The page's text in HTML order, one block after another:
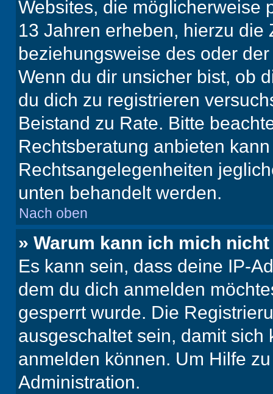
Websites, die möglicherweise
13 Jahren erheben, hierzu die
beziehungsweise des oder
Wenn du dir unsicher bist, ob
du dich zu registrieren
Beistand zu Rate. Bitte
Rechtsberatung anbieten
Rechtsangelegenheiten
unten behandelt werden.
Nach oben
» Warum kann ich mich
Es kann sein, dass deine IP-
dem du dich anmelden
gesperrt wurde. Die
ausgeschaltet sein, damit
anmelden können. Um Hilfe
Administration.